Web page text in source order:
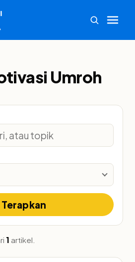
Umroh
Terapkan
1 artikel.